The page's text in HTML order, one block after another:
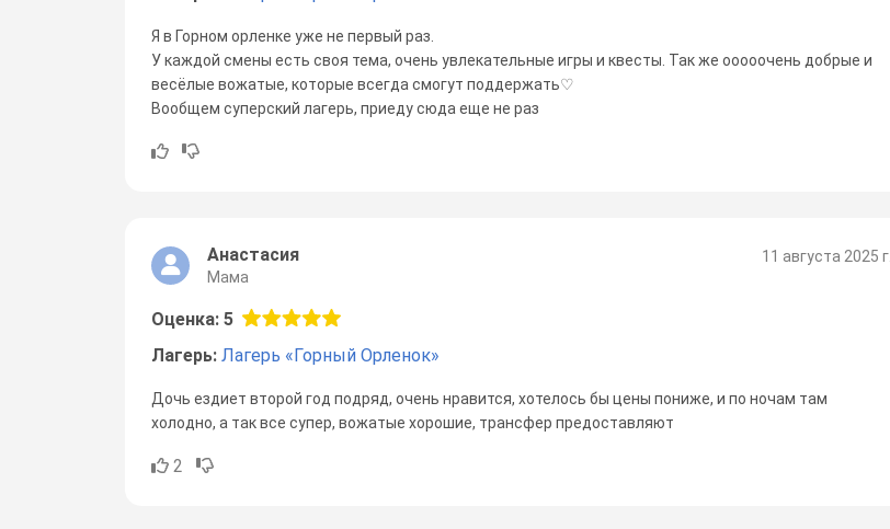
Я в Горном орленке уже не первый раз.
У каждой смены есть своя тема, очень увлекательные игры и квесты. Так же ооооочень добрые и
весёлые вожатые, которые всегда смогут поддержать♡
Вообщем суперский лагерь, приеду сюда еще не раз
11 августа 2025 г.
Анастасия
Мама
Оценка: 5
Лагерь: Лагерь «Горный Орленок»
Дочь ездиет второй год подряд, очень нравится, хотелось бы цены пониже, и по ночам там
холодно, а так все супер, вожатые хорошие, трансфер предоставляют
2